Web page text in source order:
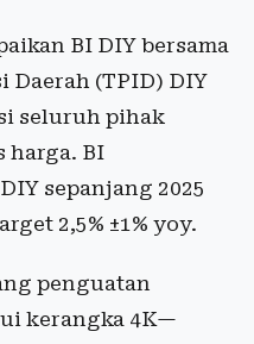
BI DIY bersama
Daerah (TPID) DIY
seluruh pihak
harga. BI
sepanjang 2025
2,5% ±1% yoy.
penguatan
kerangka 4K—